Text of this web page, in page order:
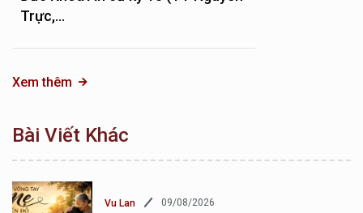
Trực,...
Xem thêm
Bài Viết Khác
Vu Lan 09/08/2026